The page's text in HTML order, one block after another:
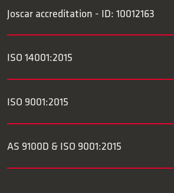
Joscar accreditation - ID: 10012163
ISO 14001:2015
ISO 9001:2015
AS 9100D & ISO 9001:2015